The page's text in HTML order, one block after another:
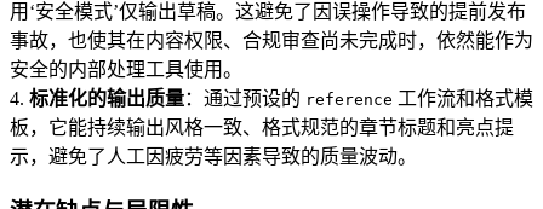
用‘安全模式’仅输出草稿。这避免了因误操作导致的提前发布
事故，也使其在内容权限、合规审查尚未完成时，依然能作为
安全的内部处理工具使用。
4. 标准化的输出质量：通过预设的 reference 工作流和格式模
板，它能持续输出风格一致、格式规范的章节标题和亮点提
示，避免了人工因疲劳等因素导致的质量波动。